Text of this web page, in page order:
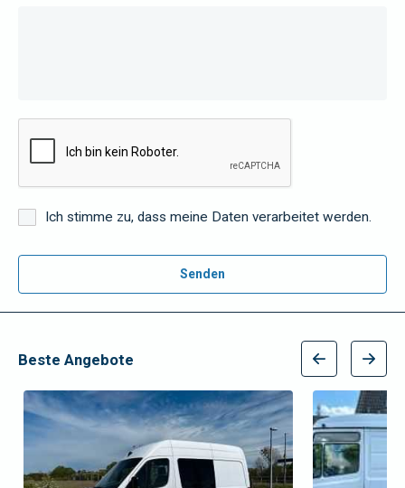
Ich stimme zu, dass meine Daten verarbeitet werden.
Senden
Beste Angebote